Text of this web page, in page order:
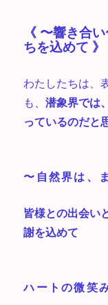
《 〜響き合
ちを込めて 》
わたしたちは、
も、潜象界では
っているのだと
〜自然界は、
皆様との出会い
謝を込めて
ハートの微笑